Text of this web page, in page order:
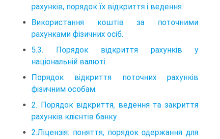
рахунків, порядок їх відкриття і ведення.
Використання коштів за поточними
рахунками фізичних осіб.
5.3. Порядок відкриття рахунків у
національній валюті.
Порядок відкриття поточних рахунків
фізичним особам.
2. Порядок відкриття, ведення та закриття
рахунків клієнтів банку
2.Ліцензія: поняття, порядок одержання для